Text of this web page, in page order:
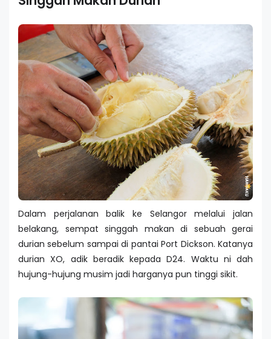
Dalam perjalanan balik ke Selangor melalui jalan
belakang, sempat singgah makan di sebuah gerai
durian sebelum sampai di pantai Port Dickson. Katanya
durian XO, adik beradik kepada D24. Waktu ni dah
hujung-hujung musim jadi harganya pun tinggi sikit.